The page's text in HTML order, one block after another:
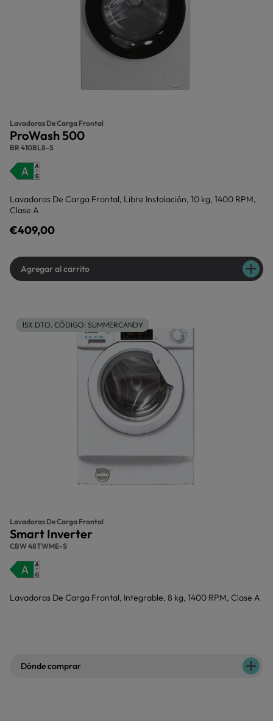
Lavadoras De Carga Frontal
ProWash 500
BR 410BL8-S
Lavadoras De Carga Frontal, Libre Instalación, 10 kg, 1400 RPM,
Clase A
€409,00
Agregar al carrito
15% DTO. CÓDIGO: SUMMERCANDY
Lavadoras De Carga Frontal
Smart Inverter
CBW 48TWME-S
Lavadoras De Carga Frontal, Integrable, 8 kg, 1400 RPM, Clase A
Dónde comprar